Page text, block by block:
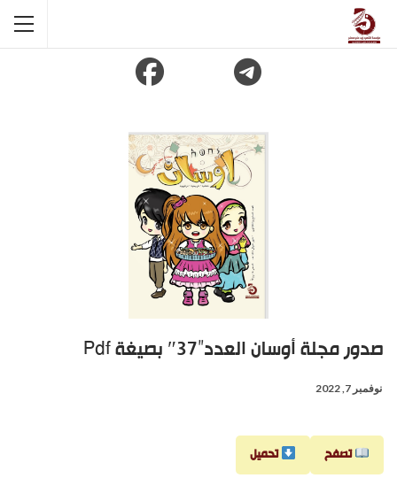
صدور مجلة أوسان العدد”37″ بصيغة Pdf
نوفمبر 7, 2022
تصفح تحميل